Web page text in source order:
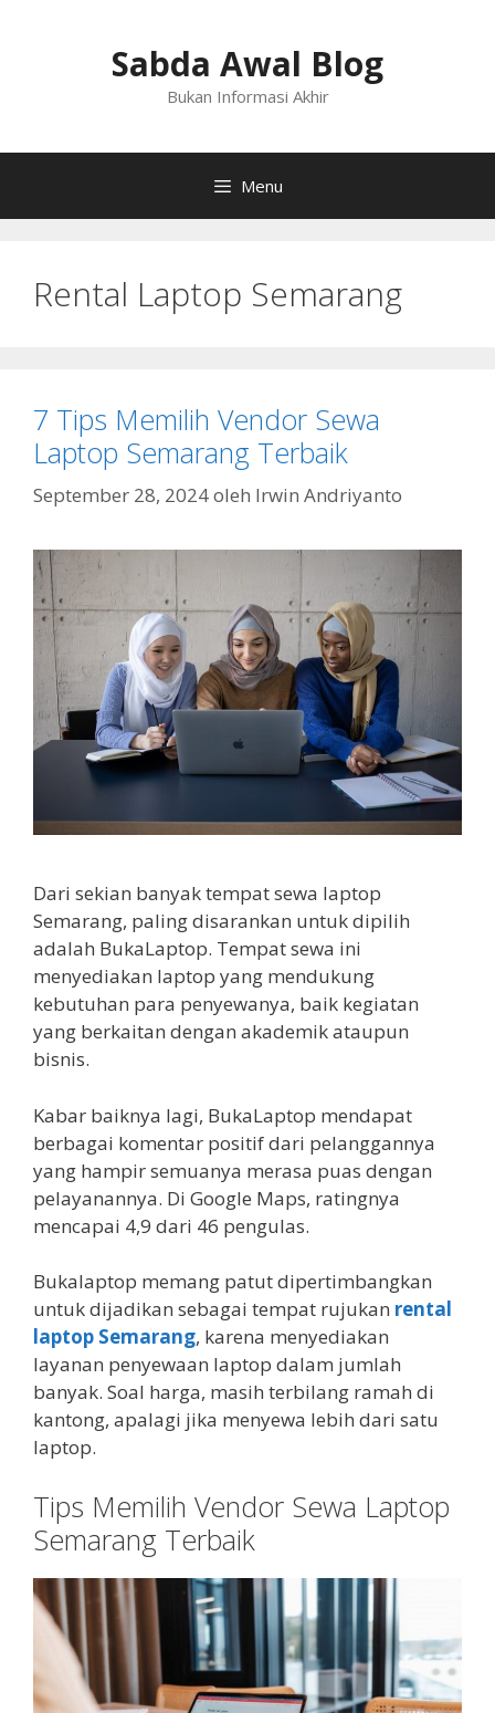
Sabda Awal Blog
Bukan Informasi Akhir
Menu
Rental Laptop Semarang
7 Tips Memilih Vendor Sewa
Laptop Semarang Terbaik
September 28, 2024oleh Irwin Andriyanto
Dari sekian banyak tempat sewa laptop
Semarang, paling disarankan untuk dipilih
adalah BukaLaptop. Tempat sewa ini
menyediakan laptop yang mendukung
kebutuhan para penyewanya, baik kegiatan
yang berkaitan dengan akademik ataupun
bisnis.
Kabar baiknya lagi, BukaLaptop mendapat
berbagai komentar positif dari pelanggannya
yang hampir semuanya merasa puas dengan
pelayanannya. Di Google Maps, ratingnya
mencapai 4,9 dari 46 pengulas.
Bukalaptop memang patut dipertimbangkan
untuk dijadikan sebagai tempat rujukan rental
laptop Semarang, karena menyediakan
layanan penyewaan laptop dalam jumlah
banyak. Soal harga, masih terbilang ramah di
kantong, apalagi jika menyewa lebih dari satu
laptop.
Tips Memilih Vendor Sewa Laptop
Semarang Terbaik